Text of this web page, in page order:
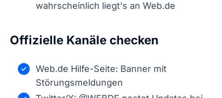
wahrscheinlich liegt's an Web.de
Offizielle Kanäle checken
Web.de Hilfe-Seite: Banner mit
Störungsmeldungen